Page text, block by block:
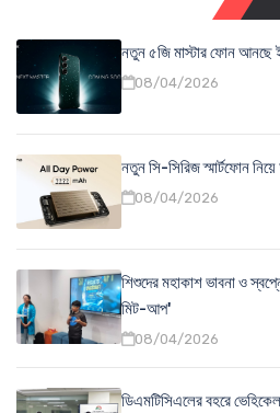
নতুন ৫জি মাস্টার ফোন আনছে
08/04/2026
নতুন সি-সিরিজ স্মার্টফোন
08/04/2026
শিশুদের মহাকাশ ভাবনা ও
মিট-আপ'
08/04/2026
ডিএমটিসিএলের বহরে